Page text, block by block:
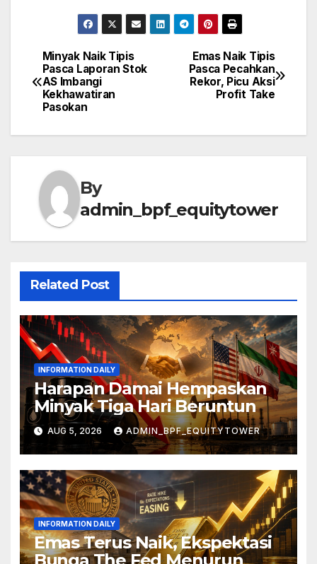
Post
navigation
Emas Naik Tipis
Pasca Pecahkan
Rekor, Picu Aksi
Profit Take
Minyak Naik Tipis
Pasca Laporan Stok
AS Imbangi
Kekhawatiran
Pasokan
By
admin_bpf_equitytower
Related Post
INFORMATION DAILY
Harapan Damai Hempaskan
Minyak Tiga Hari Beruntun
AUG 5, 2026 ADMIN_BPF_EQUITYTOWER
INFORMATION DAILY
Emas Terus Naik, Ekspektasi